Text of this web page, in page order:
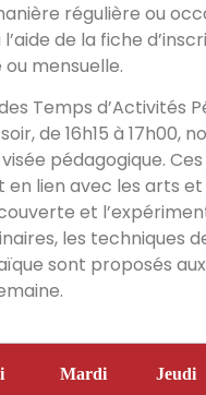
régulière ou
de la fiche
mensuelle.
Temps d’Activités
de 16h15 à 17h00,
pédagogique.
en lien avec les arts
et
les techniques
sont proposés
Mardi Jeudi